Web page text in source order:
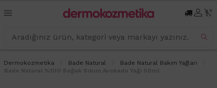
0
Dermokozmetika Bade Natural
Bade Natural Bakım Yağları